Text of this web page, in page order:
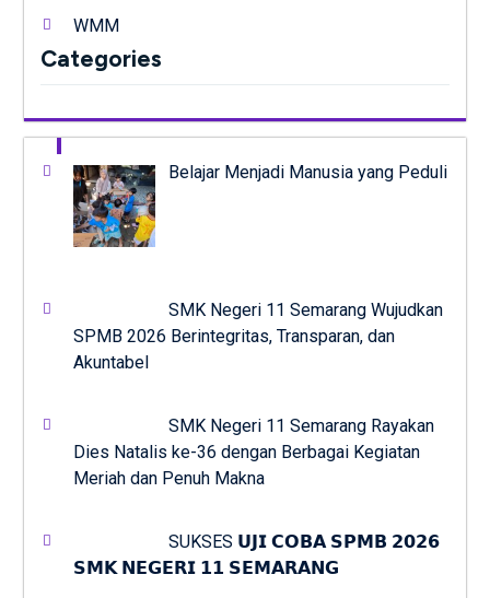
WMM
Categories
Belajar Menjadi Manusia yang Peduli
SMK Negeri 11 Semarang Wujudkan
SPMB 2026 Berintegritas, Transparan, dan
Akuntabel
SMK Negeri 11 Semarang Rayakan
Dies Natalis ke-36 dengan Berbagai Kegiatan
Meriah dan Penuh Makna
SUKSES 𝗨𝗝𝗜 𝗖𝗢𝗕𝗔 𝗦𝗣𝗠𝗕 𝟮𝟬𝟮𝟲
𝗦𝗠𝗞 𝗡𝗘𝗚𝗘𝗥𝗜 𝟭𝟭 𝗦𝗘𝗠𝗔𝗥𝗔𝗡𝗚